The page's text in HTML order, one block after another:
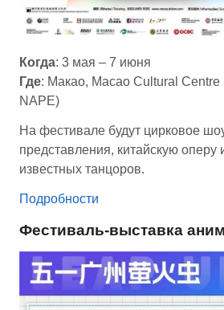
Когда: 3 мая – 7 июня
Где: Макао, Macao Cultural Centre
NAPE)
На фестивале будут цирковое
представления, китайскую оперу
известных танцоров.
Подробности
Фестиваль-выставка